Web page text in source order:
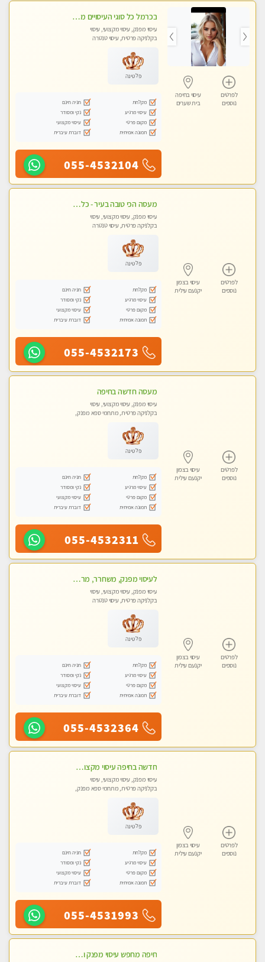
לפרטים
נוספים
עיסוי בחיפה
בית שערים
בכרמל כל סוגי העיסויים מעסה מקצועית ואיכותית פרטי!!!
עיסוי מפנק, עיסוי מקצועי, עיסוי
בקלניקה פרטית, עיסוי טנטרה
פלטינה
מקלחת
חניה חינם
עיסוי מרגיע
נקי ומסודר
מקום פרטי
עיסוי מקצועי
תמונה אמיתית
דוברת עיברית
055-4532104
לפרטים
נוספים
עיסוי בצפון
יקנעם עילית
מעסה הכי טובה בעיר - כל סוגי העיסויים מעסה מקצועית ואיכותית פרטי!!!
עיסוי מפנק, עיסוי מקצועי, עיסוי
בקלניקה פרטית, עיסוי טנטרה
פלטינה
מקלחת
חניה חינם
עיסוי מרגיע
נקי ומסודר
מקום פרטי
עיסוי מקצועי
תמונה אמיתית
דוברת עיברית
055-4532173
לפרטים
נוספים
עיסוי בצפון
יקנעם עילית
מעסה חדשה בחיפה
עיסוי מפנק, עיסוי מקצועי, עיסוי
בקלניקה פרטית, מתחמי ספא מפנק,
פלטינה
מקלחת
חניה חינם
עיסוי מרגיע
נקי ומסודר
מקום פרטי
עיסוי מקצועי
תמונה אמיתית
דוברת עיברית
055-4532311
לפרטים
נוספים
עיסוי בצפון
יקנעם עילית
לעיסוי מפנק, משחרר, מרגיע, טנטרה, עיסוי שבדי מקצועי ללא שירותי מין
עיסוי מפנק, עיסוי מקצועי, עיסוי
בקלניקה פרטית, עיסוי טנטרה
פלטינה
מקלחת
חניה חינם
עיסוי מרגיע
נקי ומסודר
מקום פרטי
עיסוי מקצועי
תמונה אמיתית
דוברת עיברית
055-4532364
לפרטים
נוספים
עיסוי בצפון
יקנעם עילית
חדשה בחיפה עיסוי מקצועי מזמינה אותך למסאז' באווירה נעימה ומרגיע לנפש.+ אבנים חמות וכוסות רוח מומלץ מאוד
עיסוי מפנק, עיסוי מקצועי, עיסוי
בקלניקה פרטית, מתחמי ספא מפנק,
פלטינה
מקלחת
חניה חינם
עיסוי מרגיע
נקי ומסודר
מקום פרטי
עיסוי מקצועי
תמונה אמיתית
דוברת עיברית
055-4531993
חיפה מחפש עיסוי מפנק ומרגיע ?